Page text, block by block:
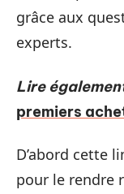
grâce aux
experts.
Lire
premiers
D’abord cette
pour le rendre